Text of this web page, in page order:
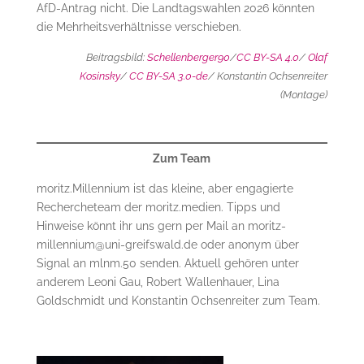
AfD-Antrag nicht. Die Landtagswahlen 2026 könnten
die Mehrheitsverhältnisse verschieben.
Beitragsbild:Schellenberger90/CC BY-SA 4.0/Olaf
Kosinsky/CC BY-SA 3.0-de/ Konstantin Ochsenreiter
(Montage)
Zum Team
moritz.Millennium ist das kleine, aber engagierte
Rechercheteam der moritz.medien. Tipps und
Hinweise könnt ihr uns gern per Mail an moritz-
millennium@uni-greifswald.de oder anonym über
Signal an mlnm.50 senden. Aktuell gehören unter
anderem Leoni Gau, Robert Wallenhauer, Lina
Goldschmidt und Konstantin Ochsenreiter zum Team.